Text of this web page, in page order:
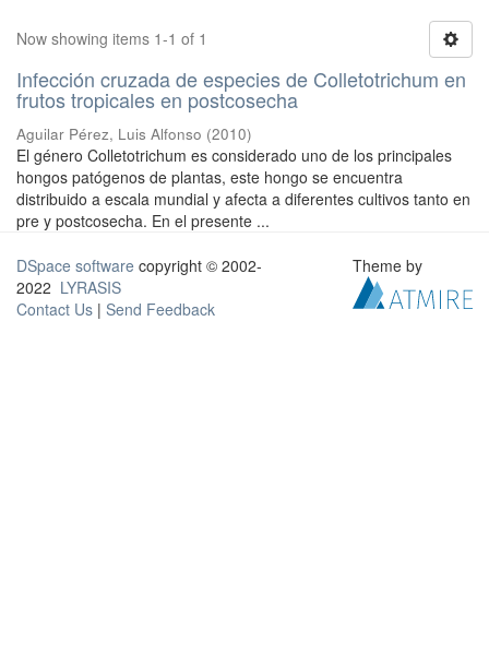
Now showing items 1-1 of 1
Infección cruzada de especies de Colletotrichum en
frutos tropicales en postcosecha
Aguilar Pérez, Luis Alfonso (2010)
El género Colletotrichum es considerado uno de los principales
hongos patógenos de plantas, este hongo se encuentra
distribuido a escala mundial y afecta a diferentes cultivos tanto en
pre y postcosecha. En el presente ...
DSpace software copyright © 2002-
2022 LYRASIS
Contact Us | Send Feedback
Theme by